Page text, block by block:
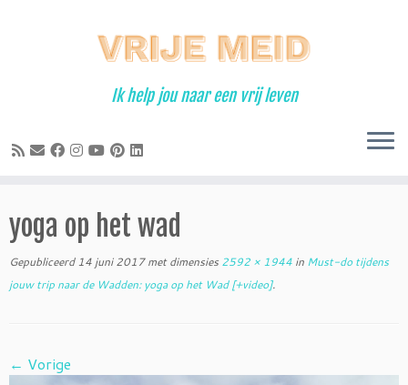
Ik help jou naar een vrij leven
yoga op het wad
Gepubliceerd 14 juni 2017met dimensies 2592 × 1944 in Must-do tijdens
jouw trip naar de Wadden: yoga op het Wad [+video].
← Vorige